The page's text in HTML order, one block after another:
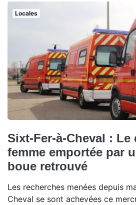
Locales
Sixt-Fer-à-Cheval : Le
femme emportée par
boue retrouvé
Les recherches menées depuis
Cheval se sont achevées ce